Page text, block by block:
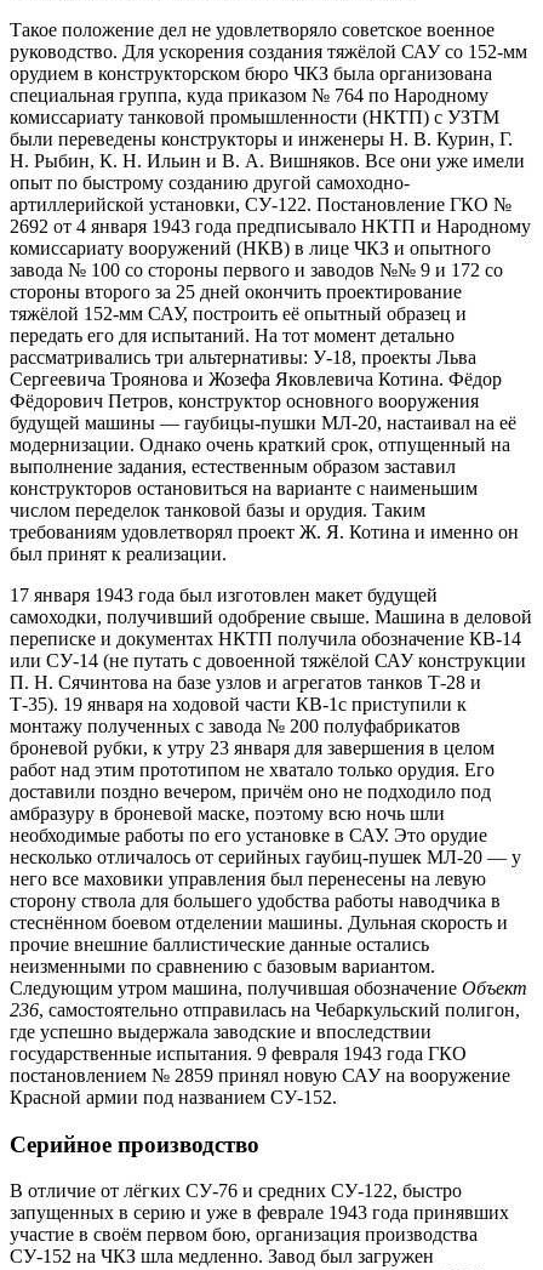
Такое положение дел не удовлетворяло советское военное
руководство. Для ускорения создания тяжёлой САУ со 152-мм
орудием в конструкторском бюро ЧКЗ была организована
специальная группа, куда приказом № 764 по Народному
комиссариату танковой промышленности (НКТП) с УЗТМ
были переведены конструкторы и инженеры Н. В. Курин, Г.
Н. Рыбин, К. Н. Ильин и В. А. Вишняков. Все они уже имели
опыт по быстрому созданию другой самоходно-
артиллерийской установки, СУ-122. Постановление ГКО №
2692 от 4 января 1943 года предписывало НКТП и Народному
комиссариату вооружений (НКВ) в лице ЧКЗ и опытного
завода № 100 со стороны первого и заводов №№ 9 и 172 со
стороны второго за 25 дней окончить проектирование
тяжёлой 152-мм САУ, построить её опытный образец и
передать его для испытаний. На тот момент детально
рассматривались три альтернативы: У-18, проекты Льва
Сергеевича Троянова и Жозефа Яковлевича Котина. Фёдор
Фёдорович Петров, конструктор основного вооружения
будущей машины — гаубицы-пушки МЛ-20, настаивал на её
модернизации. Однако очень краткий срок, отпущенный на
выполнение задания, естественным образом заставил
конструкторов остановиться на варианте с наименьшим
числом переделок танковой базы и орудия. Таким
требованиям удовлетворял проект Ж. Я. Котина и именно он
был принят к реализации.
17 января 1943 года был изготовлен макет будущей
самоходки, получивший одобрение свыше. Машина в деловой
переписке и документах НКТП получила обозначение КВ-14
или СУ-14 (не путать с довоенной тяжёлой САУ конструкции
П. Н. Сячинтова на базе узлов и агрегатов танков Т-28 и
Т-35). 19 января на ходовой части КВ-1с приступили к
монтажу полученных с завода № 200 полуфабрикатов
броневой рубки, к утру 23 января для завершения в целом
работ над этим прототипом не хватало только орудия. Его
доставили поздно вечером, причём оно не подходило под
амбразуру в броневой маске, поэтому всю ночь шли
необходимые работы по его установке в САУ. Это орудие
несколько отличалось от серийных гаубиц-пушек МЛ-20 — у
него все маховики управления был перенесены на левую
сторону ствола для большего удобства работы наводчика в
стеснённом боевом отделении машины. Дульная скорость и
прочие внешние баллистические данные остались
неизменными по сравнению с базовым вариантом.
Следующим утром машина, получившая обозначение Объект
236, самостоятельно отправилась на Чебаркульский полигон,
где успешно выдержала заводские и впоследствии
государственные испытания. 9 февраля 1943 года ГКО
постановлением № 2859 принял новую САУ на вооружение
Красной армии под названием СУ-152.
Серийное производство
В отличие от лёгких СУ-76 и средних СУ-122, быстро
запущенных в серию и уже в феврале 1943 года принявших
участие в своём первом бою, организация производства
СУ-152 на ЧКЗ шла медленно. Завод был загружен